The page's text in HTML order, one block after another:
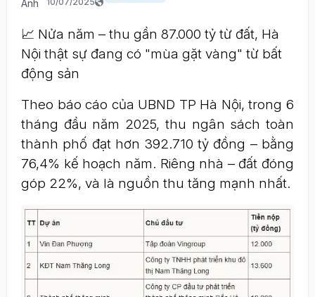
📈 Nửa năm – thu gần 87.000 tỷ từ đất, Hà
Nội thật sự đang có "mùa gặt vàng" từ bất
động sản
Theo báo cáo của UBND TP Hà Nội, trong 6
tháng đầu năm 2025, thu ngân sách toàn
thành phố đạt hơn 392.710 tỷ đồng – bằng
76,4% kế hoạch năm. Riêng nhà – đất đóng
góp 22%, và là nguồn thu tăng mạnh nhất.